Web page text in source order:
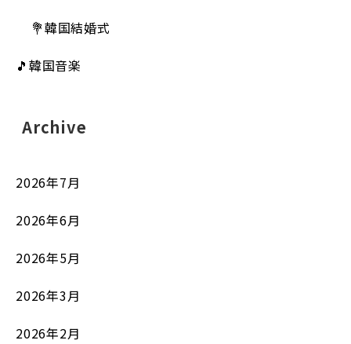
💐韓国結婚式
🎵韓国音楽
Archive
2026年7月
2026年6月
2026年5月
2026年3月
2026年2月